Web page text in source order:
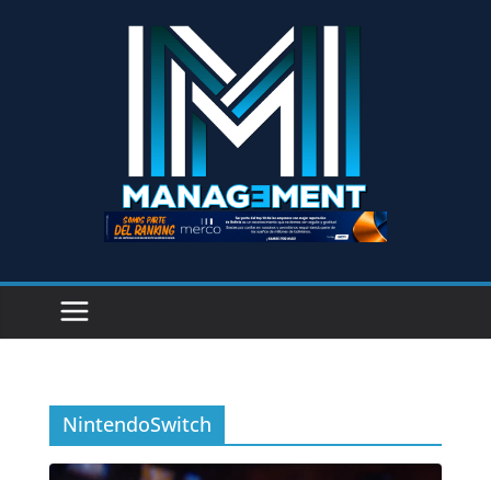
NintendoSwitch